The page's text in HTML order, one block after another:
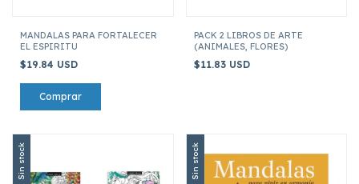
MANDALAS PARA FORTALECER
EL ESPIRITU
$19.84 USD
PACK 2 LIBROS DE ARTE
(ANIMALES, FLORES)
$11.83 USD
Sin stock Sin stock